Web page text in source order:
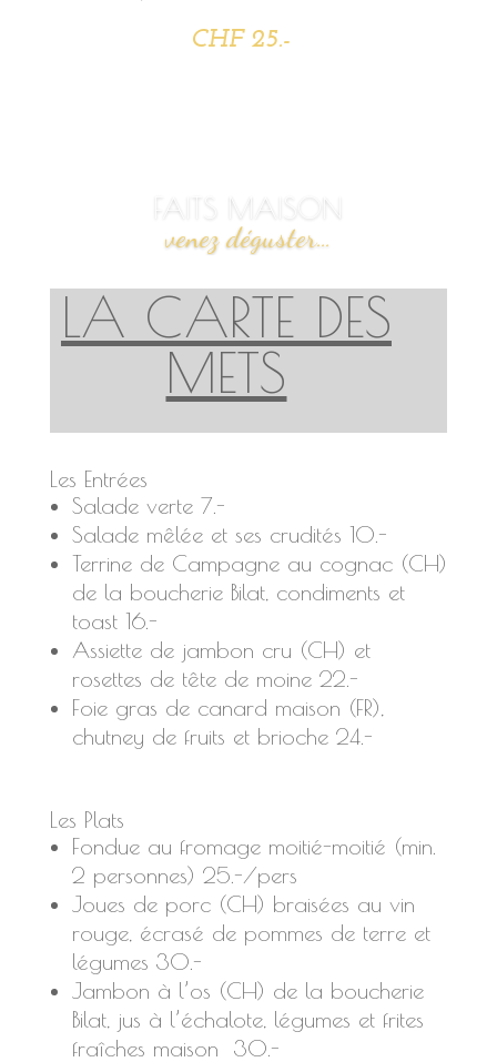
CHF 25.-
FAITS MAISON
venez déguster…
LA CARTE DES
METS
Les Entrées
Salade verte 7.-
Salade mêlée et ses crudités 10.-
Terrine de Campagne au cognac (CH)
de la boucherie Bilat, condiments et
toast 16.-
Assiette de jambon cru (CH) et
rosettes de tête de moine 22.-
Foie gras de canard maison (FR),
chutney de fruits et brioche 24.-
Les Plats
Fondue au fromage moitié-moitié (min.
2 personnes) 25.-/pers
Joues de porc (CH) braisées au vin
rouge, écrasé de pommes de terre et
légumes 30.-
Jambon à l’os (CH) de la boucherie
Bilat, jus à l’échalote, légumes et frites
fraîches maison 30.-